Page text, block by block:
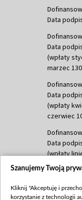
Data
Data
(wpłaty
marzec
Data
(wpłaty
czerwiec
Data
(wpłaty
(wpłata
Szanujemy Twoją
Kliknij "Akceptuję i
korzystanie z technologii